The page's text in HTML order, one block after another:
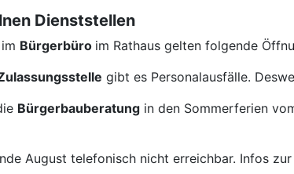
Dienststellen
Bürgerbüro im Rathaus gelten folgende
gibt es Personalausfälle.
Bürgerbauberatung in den Sommerferien
August telefonisch nicht erreichbar. Infos